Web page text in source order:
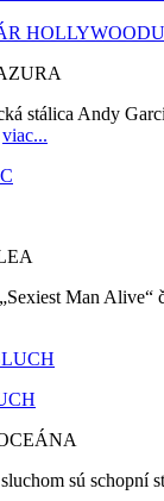
HOLLYWOODU
stálica Andy
viac...
Man Alive“
sú schopní